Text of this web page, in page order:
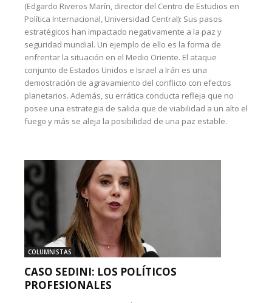
(Edgardo Riveros Marín, director del Centro de Estudios en
Política Internacional, Universidad Central): Sus pasos
estratégicos han impactado negativamente a la paz y
seguridad mundial. Un ejemplo de ello es la forma de
enfrentar la situación en el Medio Oriente. El ataque
conjunto de Estados Unidos e Israel a Irán es una
demostración de agravamiento del conflicto con efectos
planetarios. Además, su errática conducta refleja que no
posee una estrategia de salida que de viabilidad a un alto el
fuego y más se aleja la posibilidad de una paz estable.
COLUMNISTAS
CASO SEDINI: LOS POLÍTICOS
PROFESIONALES